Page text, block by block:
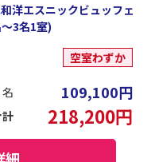
洋エスニックビュッフェ
3名1室)
空室わずか
109,100円
218,200円
細